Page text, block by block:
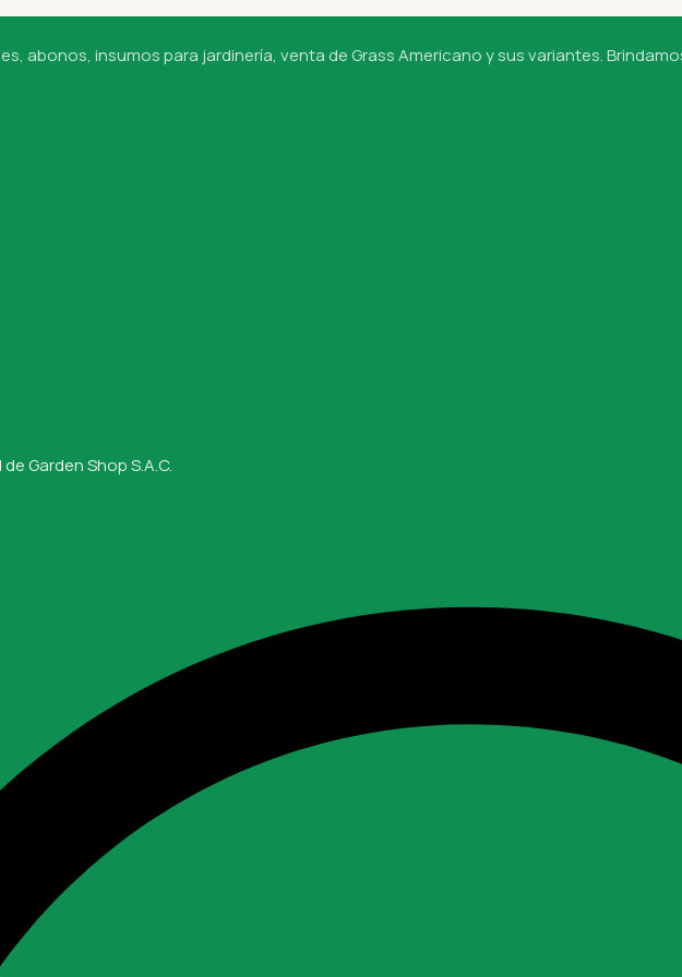
abonos, insumos para jardinería, venta de Grass Americano y sus variantes.